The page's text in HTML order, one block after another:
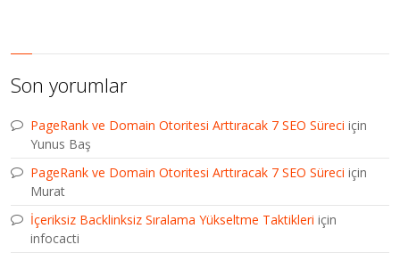
Son yorumlar
PageRank ve Domain Otoritesi Arttıracak 7 SEO Süreci için
Yunus Baş
PageRank ve Domain Otoritesi Arttıracak 7 SEO Süreci için
Murat
İçeriksiz Backlinksiz Sıralama Yükseltme Taktikleri için
infocacti